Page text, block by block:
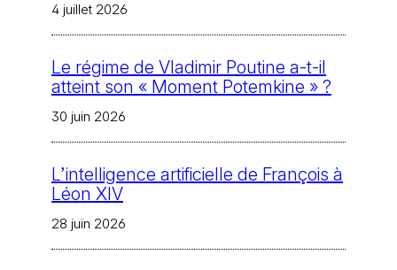
4 juillet 2026
Le régime de Vladimir Poutine a-t-il
atteint son « Moment Potemkine » ?
30 juin 2026
L’intelligence artificielle de François à
Léon XIV
28 juin 2026